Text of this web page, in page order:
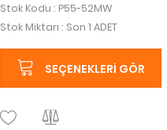
Stok Kodu : P55-52MW
Stok Miktarı : Son 1 ADET
SEÇENEKLERI GÖR